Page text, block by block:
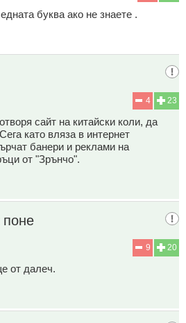
буква ако не знаете .
23
4
сайт на китайски коли, да
като вляза в интернет
банери и реклами на
от "Зрънчо".
20
9
от далеч.